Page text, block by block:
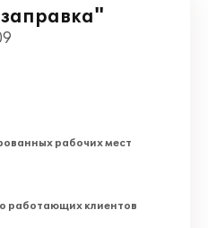
рабочих мест
работающих клиентов